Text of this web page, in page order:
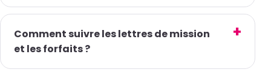
Comment suivre les lettres de mission
et les forfaits ?